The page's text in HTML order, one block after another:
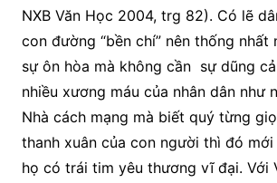
NXB Văn Học 2004, trg 82). Có lẽ
con đường “bền chí” nên thống
sự ôn hòa mà không cần sự dũng
nhiều xương máu của nhân dân như
Nhà cách mạng mà biết quý từng
thanh xuân của con người thì đó
họ có trái tim yêu thương vĩ đại. Với